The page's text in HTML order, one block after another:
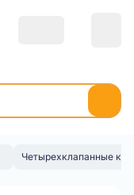
Четырехклапанные